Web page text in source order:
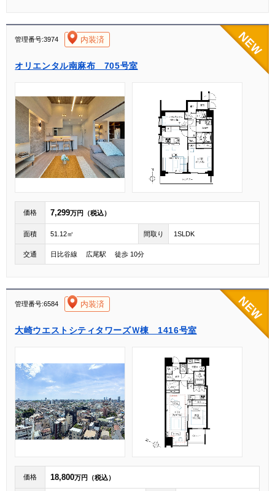
管理番号:3974 内装済
オリエンタル南麻布 705号室
価格 7,299万円（税込）
面積 51.12㎡ 間取り 1SLDK
交通 日比谷線 広尾駅 徒歩 10分
[004]
管理番号:6584 内装済
大崎ウエストシティタワーズＷ棟 1416号室
価格 18,800万円（税込）
[004]